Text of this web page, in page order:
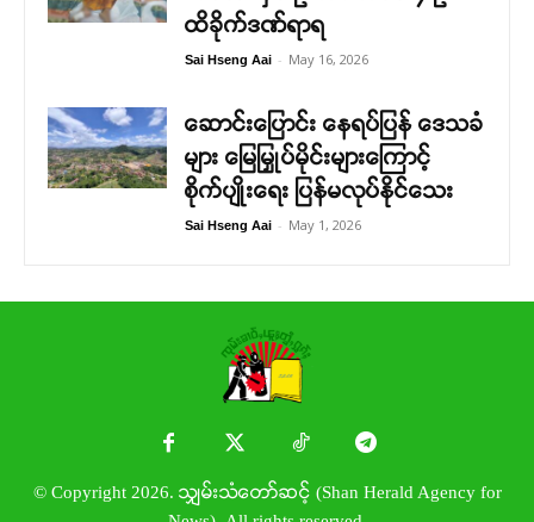
ထိခိုက်ဒဏ်ရာရ
Sai Hseng Aai - May 16, 2026
ဆောင်းပြောင်း နေရပ်ပြန် ဒေသခံ
များ မြေမြှုပ်မိုင်းများကြောင့်
စိုက်ပျိုးရေး ပြန်မလုပ်နိုင်သေး
Sai Hseng Aai - May 1, 2026
© Copyright 2026. သျှမ်းသံတော်ဆင့် (Shan Herald Agency for